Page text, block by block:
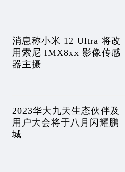
消息称小米 12 Ultra 将改
用索尼 IMX8xx 影像传感
器主摄
2023华大九天生态伙伴及
用户大会将于八月闪耀鹏
城